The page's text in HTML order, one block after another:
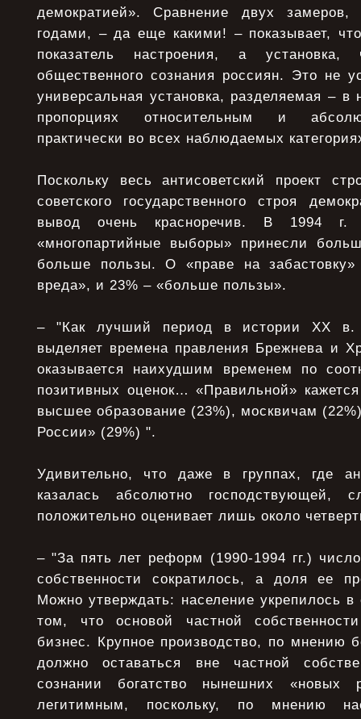
демократией». Сравнение двух замеров,
годами, – да еще какими! – показывает,
показатель настроения, а установка,
общественного сознания россиян. Это не
универсальная установка, разделяемая – в
пропорциях относительным и
практически во всех наблюдаемых
Поскольку весь антисоветский проект
советского государственного строя
вывод очень красноречив. В 1994 г.
«многопартийные выборы» принесли
больше пользы. О «праве на
вреда», и 23% – «больше пользы».
– "Как лучший период в истории ХХ в.
выделяет времена правления Брежнева и
оказывается наихудшим временем по
позитивных оценок… «Правильной»
высшее образование (23%), москвичам
России» (29%) ".
Удивительно, что даже в группах, где
казалась абсолютно господствующей,
положительно оценивает лишь около
– "За пять лет реформ (1990-1994 гг.)
собственности сократилось, а доля ее
Можно утверждать: население укрепилось
том, что основой частной
бизнес. Крупное производство, по мнению
должно оставаться вне частной
сознании богатство нынешних «новых
легитимным, поскольку, по мнению